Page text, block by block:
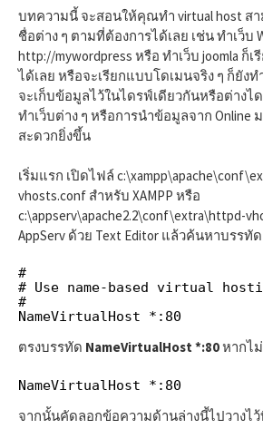
บทความนี้ จะสอนให้คุณทำ virtual host สา
ชื่อต่าง ๆ ตามที่ต้องการได้เลย เช่น ทำเว็บ
http://mywordpress หรือ ทำเว็บ joomla ก็เ
ได้เลย หรือจะเรียกแบบโดเมนจริง ๆ ก็ยัง
จะเก็บข้อมูลไว้ในไดรฟ์เดียวกันหรือต่างไ
ทำเว็บต่าง ๆ หรือการนำข้อมูลจาก Online
สะดวกยิ่งขึ้น
เริ่มแรก เปิดไฟล์
vhosts.conf สำหรับ XAMPP หรือ
c:\appserv\apache2.2\conf\extra\httpd-
AppServ ด้วย Text Editor แล้วค้นหาบรรทัด
#
# Use name-based virtual
#
NameVirtualHost *:80
ตรงบรรทัด NameVirtualHost *:80หากไ
NameVirtualHost *:80
จากนั้นคัดลอกข้อความด้านล่างนี้ไปวางไ